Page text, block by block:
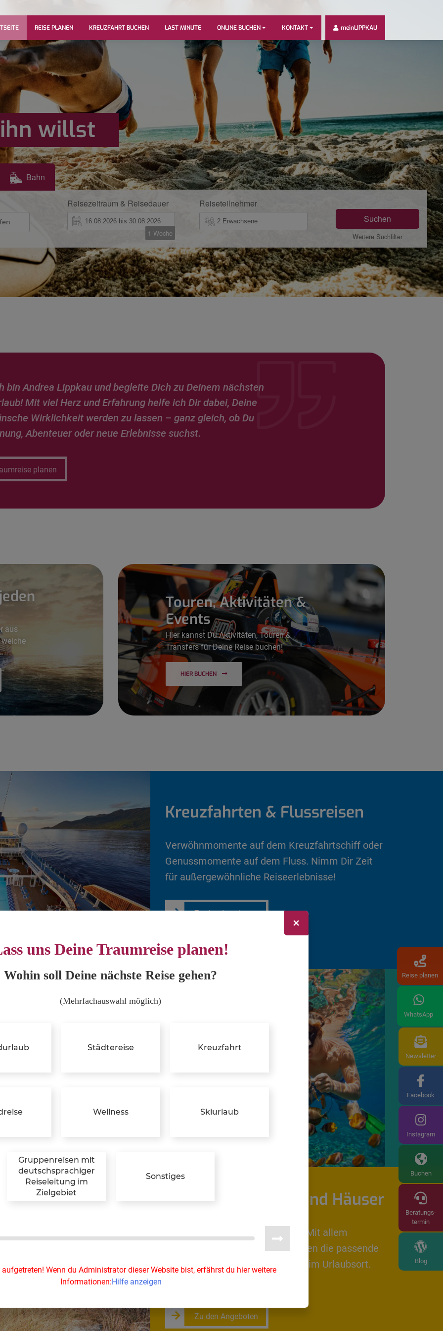
REISE PLANEN KREUZFAHRT BUCHEN LAST MINUTE ONLINE BUCHEN KONTAKT meinLIPPKAU
willst
Bahn
Reisezeitraum & Reisedauer
1 Woche
Reiseteilnehmer
Suchen
Weitere Suchfilter
Next
bin Andrea Lippkau und begleite Dich zu Deinem nächsten
Mit viel Herz und Erfahrung helfe ich Dir dabei, Deine
Wirklichkeit werden zu lassen – ganz gleich, ob Du
Abenteuer oder neue Erlebnisse suchst.
planen
aus
Touren, Aktivitäten &
Events
Hier kannst Du Aktivitäten, Touren &
Transfers für Deine Reise buchen!
HIER BUCHEN
Kreuzfahrten & Flussreisen
Verwöhnmomente auf dem Kreuzfahrtschiff oder
Genussmomente auf dem Fluss. Nimm Dir Zeit
für außergewöhnliche Reiseerlebnisse!
Zu den Angeboten
Erkundet
Ferienwohnungen und Häuser
Im Urlaub wie zu Hause fühlen? Mit allem
Komfort? Kein Problem. Wir finden die passende
Immobilie für Deinen Aufenthalt im Urlaubsort.
Zu den Angeboten
Reise planen
WhatsApp
Newsletter
Facebook
Instagram
Buchen
Beratungs-
termin
Blog
×
uns Deine Traumreise planen!
Wohin soll Deine nächste Reise gehen?
(Mehrfachauswahl möglich)
Städtereise Kreuzfahrt
Wellness Skiurlaub
Gruppenreisen mit
deutschsprachiger
Reiseleitung im
Zielgebiet
Sonstiges
aufgetreten! Wenn du Administrator dieser Website bist, erfährst du hier weitere
Informationen:Hilfe anzeigen